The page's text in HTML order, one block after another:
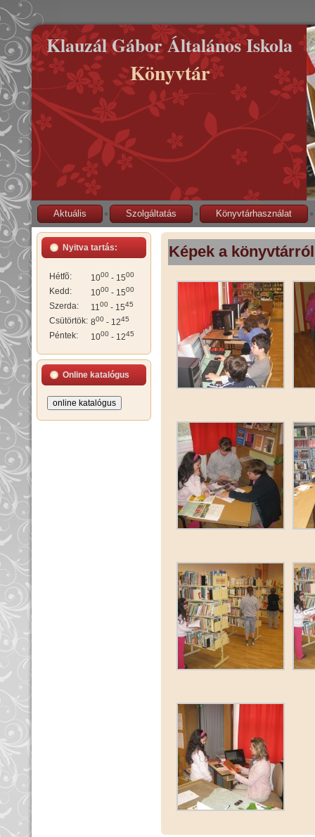
Klauzál Gábor Általános Iskola
Könyvtár
Aktuális Szolgáltatás Könyvtárhasználat
Nyitva tartás:
Hétfõ: 1000 - 1500
Kedd: 1000 - 1500
Szerda: 1100 - 1545
Csütörtök: 800 - 1245
Péntek: 1000 - 1245
Online katalógus
Képek a könyvtárról